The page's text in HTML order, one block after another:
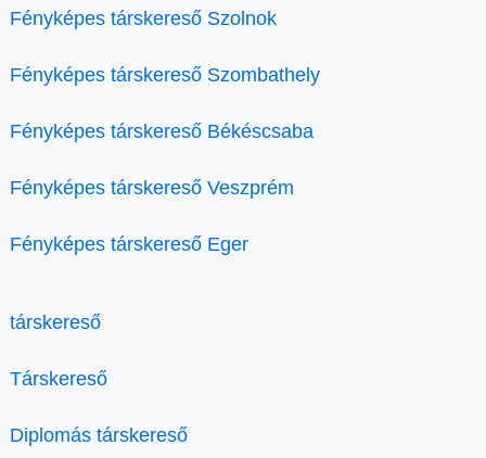
Fényképes társkereső Szolnok
Fényképes társkereső Szombathely
Fényképes társkereső Békéscsaba
Fényképes társkereső Veszprém
Fényképes társkereső Eger
társkereső
Társkereső
Diplomás társkereső